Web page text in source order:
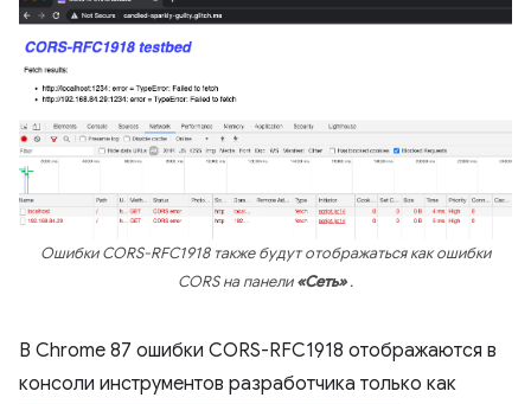
Ошибки CORS-RFC1918 также будут отображаться как ошибки
CORS на панели«Сеть».
В Chrome 87 ошибки CORS-RFC1918 отображаются в
консоли инструментов разработчика только как